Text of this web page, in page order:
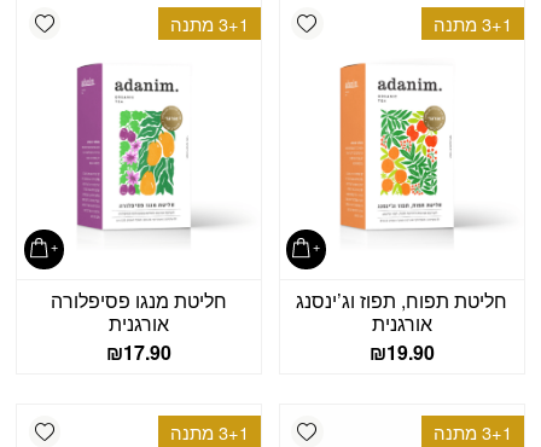
Add wishlist 3+1 מתנה
חליטת תפוח, תפוז וג’ינסנג
אורגנית
₪19.90
3+1 מתנה
חליטת מנגו פסיפלורה
אורגנית
₪17.90
Add wishlist 3+1 מתנה 3+1 מתנה